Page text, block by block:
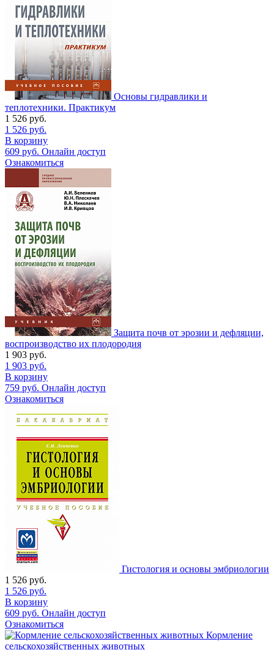
Основы гидравлики и
теплотехники. Практикум
1 526 руб.
1 526 руб.
В корзину
609 руб. Онлайн доступ
Ознакомиться
Защита почв от эрозии и дефляции,
воспроизводство их плодородия
1 903 руб.
1 903 руб.
В корзину
759 руб. Онлайн доступ
Ознакомиться
Гистология и основы эмбриологии
1 526 руб.
1 526 руб.
В корзину
609 руб. Онлайн доступ
Ознакомиться
Кормление
сельскохозяйственных животных